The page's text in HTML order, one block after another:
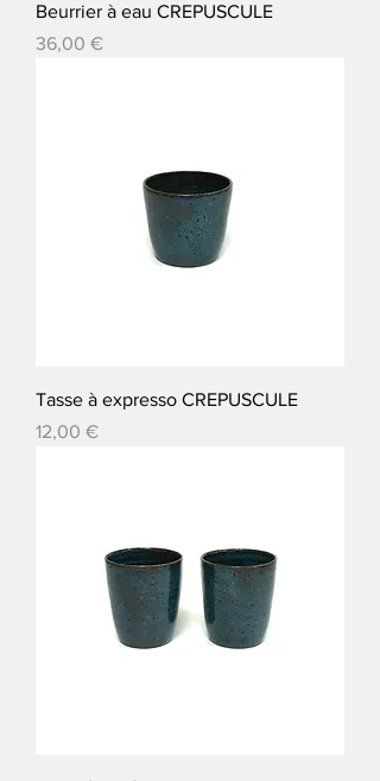
Beurrier à eau CREPUSCULE
Prix
36,00 €
Tasse à expresso CREPUSCULE
Prix
12,00 €